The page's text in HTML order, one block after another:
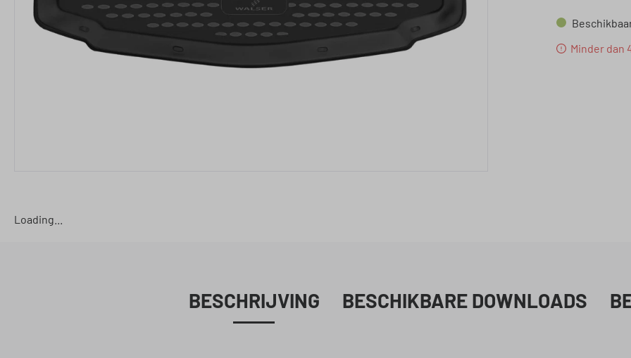
Minder dan
Loading...
BESCHRIJVING BESCHIKBARE DOWNLOADS